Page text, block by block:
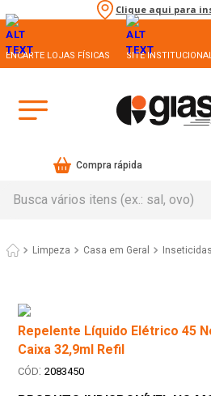
Clique aqui para
ENCARTE LOJAS FÍSICAS SITE
Compra rápida
Limpeza Casa em Geral Inseticidas
Repelente Líquido Elétrico 45
Caixa 32,9ml Refil
: 2083450